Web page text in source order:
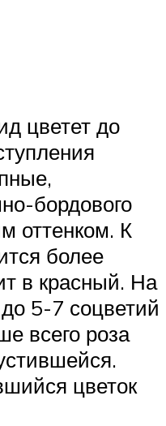
цветет до
бордового
оттенком. К
более
в красный. На
5-7 соцветий
всего роза
цветок